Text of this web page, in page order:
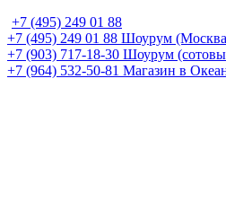
+7 (495) 249 01 88
+7 (495) 249 01 88 Шоурум
+7 (903) 717-18-30 Шоурум
+7 (964) 532-50-81 Магазин в